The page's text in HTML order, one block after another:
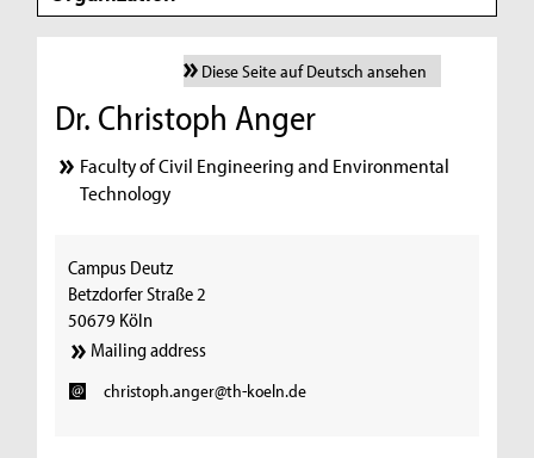
Diese Seite auf Deutsch ansehen
Dr. Christoph Anger
Faculty of Civil Engineering and Environmental
Technology
Campus Deutz
Betzdorfer Straße 2
50679 Köln
Mailing address
christoph.anger@th-koeln.de